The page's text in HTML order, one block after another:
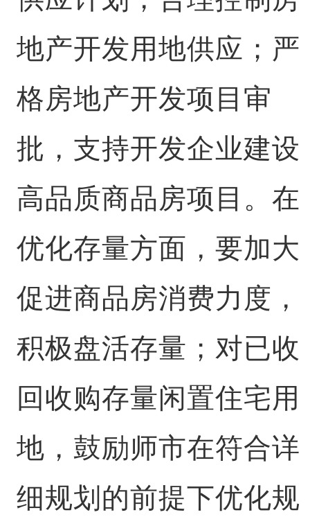
地产开发用地供应；严
格房地产开发项目审
批，支持开发企业建设
高品质商品房项目。在
优化存量方面，要加大
促进商品房消费力度，
积极盘活存量；对已收
回收购存量闲置住宅用
地，鼓励师市在符合详
细规划的前提下优化规